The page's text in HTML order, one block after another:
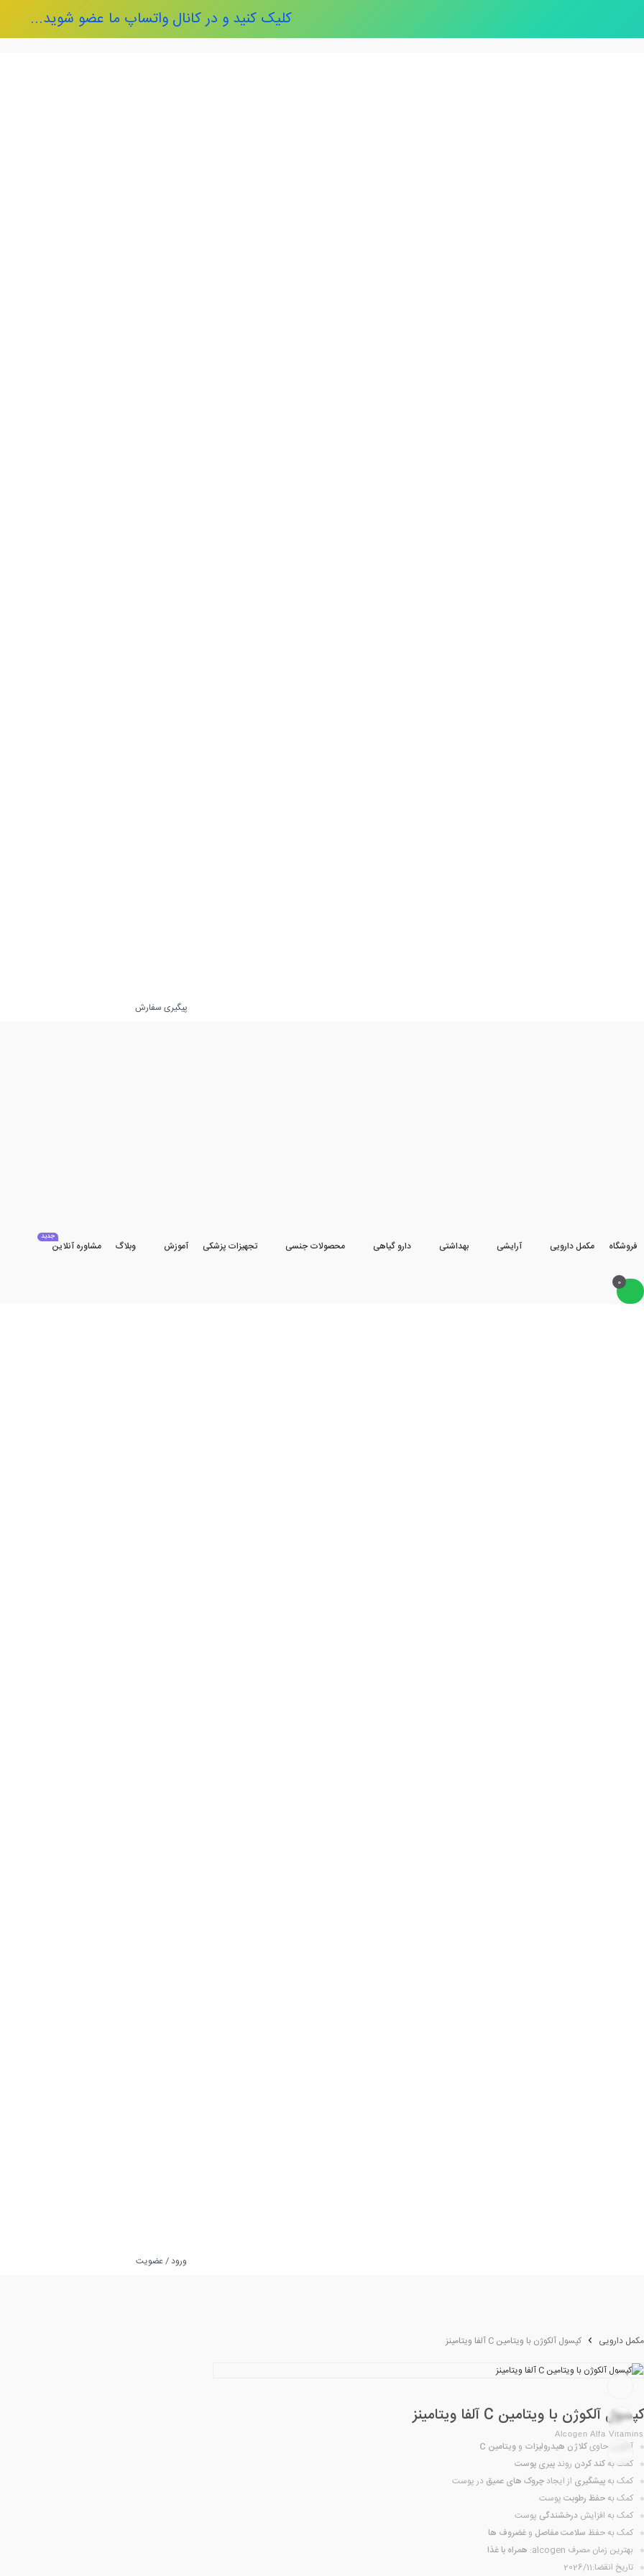
کلیک کنید و در کانال واتساپ ما عضو شوید...
پیگیری سفارش
فروشگاه مکمل دارویی آرایشی بهداشتی دارو گیاهی محصولات جنسی تجهیزات پزشکی آموزش وبلاگ مشاوره آنلاین
جدید
0
ورود / عضویت
مکمل دارویی کپسول آلکوژن با ویتامین C آلفا ویتامینز
کپسول آلکوژن با ویتامین C آلفا ویتامینز
Alcogen Alfa Vitamins
آلکوژن حاویکلاژن هیدرولیزات و ویتامین C
کمک به کند کردن روند پیری پوست
کمک به پیشگیری از ایجاد چروک های عمیق در پوست
کمک به حفظ رطوبت پوست
کمک به افزایش درخشندگی پوست
کمک به حفظ سلامت مفاصل و غضروف ها
بهترین زمان مصرف alcogen:
همراه با غذا
تاریخ انقضا:2026/11